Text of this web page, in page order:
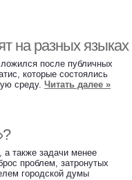
на разных языках
после публичных
которые состоялись
среду. Читать далее »
а также задачи менее
проблем, затронутых
городской думы